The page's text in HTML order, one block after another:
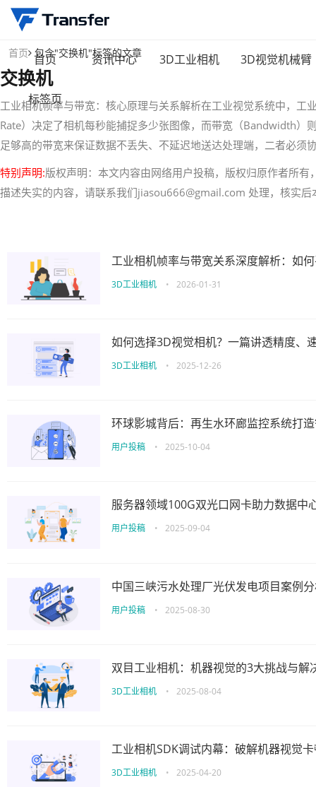
首页 资讯中心 3D工业相机 3D视觉机械臂
标签页
首页 包含"交换机"标签的文章
交换机
工业相机帧率与带宽：核心原理与关系解析在工业视觉系统中，
Rate）决定了相机每秒能捕捉多少张图像，而带宽（Bandwidth）
足够高的带宽来保证数据不丢失、不延迟地送达处理端，二者必
特别声明:版权声明：本文内容由网络用户投稿，版权归原作者所
描述失实的内容，请联系我们jiasou666@gmail.com 处理，核实
工业相机帧率与带宽关系深度解析：如
3D工业相机 • 2026-01-31
如何选择3D视觉相机？一篇讲透精度、
3D工业相机 • 2025-12-26
环球影城背后：再生水环廊监控系统打
用户投稿 • 2025-10-04
服务器领域100G双光口网卡助力数据中
用户投稿 • 2025-09-04
中国三峡污水处理厂光伏发电项目案例
用户投稿 • 2025-08-30
双目工业相机：机器视觉的3大挑战与解
3D工业相机 • 2025-08-04
工业相机SDK调试内幕：破解机器视觉
3D工业相机 • 2025-04-20